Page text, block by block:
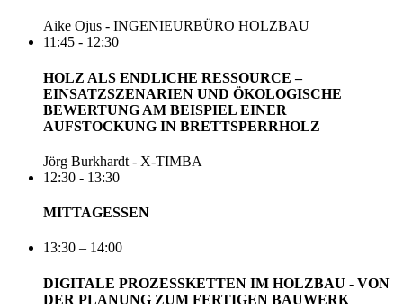
Aike Ojus - INGENIEURBÜRO HOLZBAU
11:45 - 12:30
HOLZ ALS ENDLICHE RESSOURCE –
EINSATZSZENARIEN UND ÖKOLOGISCHE
BEWERTUNG AM BEISPIEL EINER
AUFSTOCKUNG IN BRETTSPERRHOLZ
Jörg Burkhardt - X-TIMBA
12:30 - 13:30
MITTAGESSEN
13:30 – 14:00
DIGITALE PROZESSKETTEN IM HOLZBAU - VON
DER PLANUNG ZUM FERTIGEN BAUWERK